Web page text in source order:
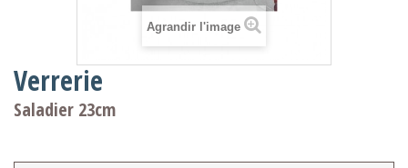
Agrandir l'image
Verrerie
Saladier 23cm